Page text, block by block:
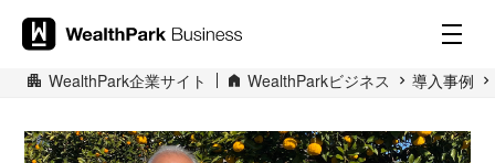
WealthPark企業サイト WealthParkビジネス 導入事例